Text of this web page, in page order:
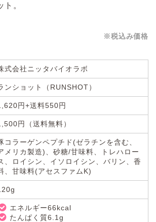
。
※税込み価格
式会社ニッタバイオラボ
ンショット（RUNSHOT）
円+送料550円
円（送料無料）
コラーゲンペプチド(ゼラチンを含む、
メリカ製造)、砂糖/甘味料、トレハロー
、ロイシン、イソロイシン、バリン、香
、甘味料(アセスファムK)
エネルギー66kcal
たんぱく質6.1g